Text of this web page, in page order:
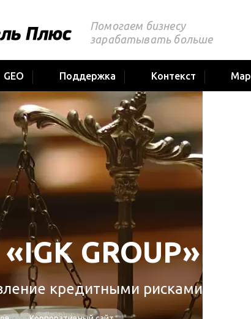
Помогаем бизнесу
зарабатывать больше
GEO Поддержка Контекст
GROUP»
кредитными рисками